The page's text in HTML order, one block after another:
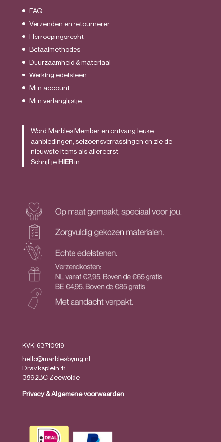
FAQ
Verzenden en retourneren
Herroepingsrecht
Betaalmethodes
Duurzaamheid & materiaal
Werking edelsteen
Mijn account
Mijn verlanglijstje
Word Marbles Member en ontvang leuke
aanbiedingen, seizoensverrassingen en zie de
nieuwste items als allereerst.
Schrijf jeHIERin.
KVK: 63710919
hello@marblesbymg.nl
Draviksplein 11
3892BC Zeewolde
Privacy&Algemene voorwaarden